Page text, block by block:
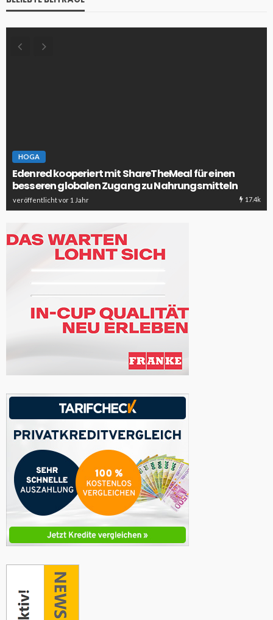
HOGA
Edenred kooperiert mit ShareTheMeal für einen
besseren globalen Zugang zu Nahrungsmitteln
veröffentlicht vor 1 Jahr 17.4k